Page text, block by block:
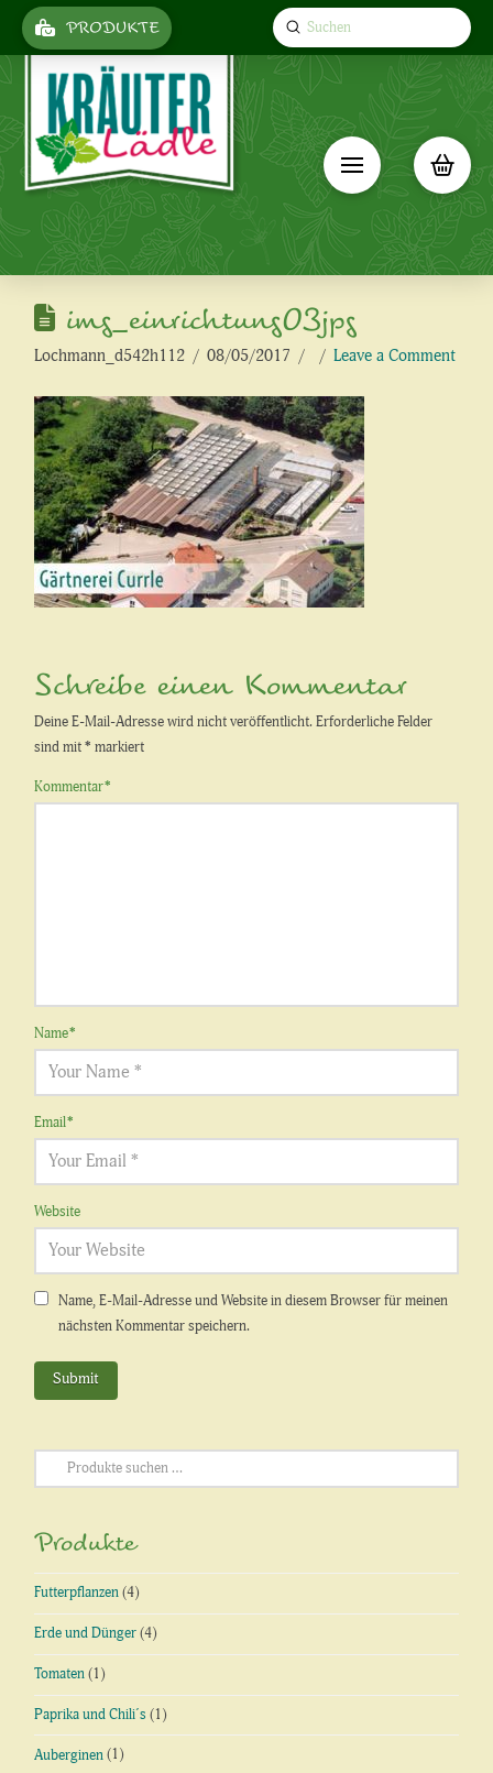
PRODUKTE Search
Submit
img_einrichtung03jpg
Lochmann_d542h112 08/05/2017 Leave a Comment
Schreibe einen Kommentar
Deine E-Mail-Adresse wird nicht veröffentlicht. Erforderliche Felder
sind mit* markiert
Kommentar*
Name*
Email*
Website
Name, E-Mail-Adresse und Website in diesem Browser für meinen
nächsten Kommentar speichern.
Suchen
nach:
Produkte
Futterpflanzen (4)
Erde und Dünger (4)
Tomaten (1)
Paprika und Chili´s (1)
Auberginen (1)